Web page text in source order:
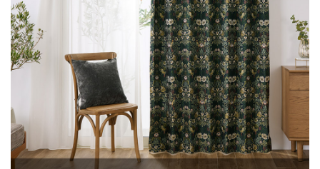
カーテンの仕上がり幅に対して1.5倍の生地を利用し、上部を2つ
山のヒダでつまみます。すっきりとした印象になるベーシックな
つまみです。
(価格は税込です)
51～100 101～200 201～300 301～400
55～
8,800円 17,600円 26,400円 35,200円